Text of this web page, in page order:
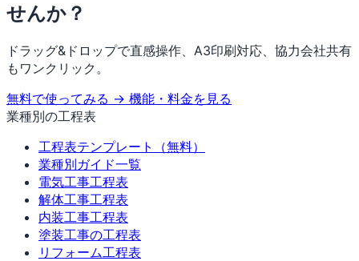
せんか？
ドラッグ&ドロップで直感操作、A3印刷対応、協力会社共有
もワンクリック。
無料で使ってみる → 機能・料金を見る
業種別の工程表
工程表テンプレート（無料）
業種別ガイド一覧
電気工事工程表
解体工事工程表
内装工事工程表
塗装工事の工程表
リフォーム工程表